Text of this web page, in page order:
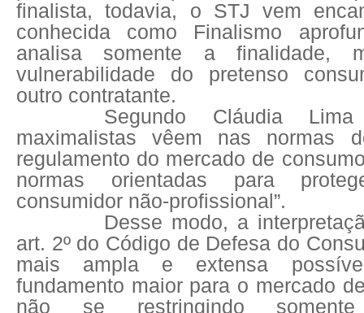
finalista, todavia, o STJ vem
conhecida como Finalismo
analisa somente a finalidade,
vulnerabilidade do pretenso
outro contratante.
Segundo Cláudia
maximalistas vêem nas normas
regulamento do mercado de
normas orientadas para
consumidor não-profissional”.
Desse modo, a
art. 2º do Código de Defesa do
mais ampla e extensa
fundamento maior para o mercado
não se restringindo